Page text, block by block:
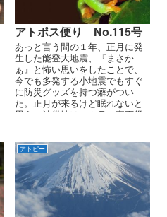
アトポス便り No.115号
あっと言う間の１年、正月に発
生した能登大地震、『まさか
ぁ』と怖い思いをしたことで、
今でも多発する小地震でもすぐ
に防災グッズを持つ癖がつい
た。正月が来るけど眠れないと
思う。被災地は、９月の豪雨災
る。多くの義援金も集まってい
るので、何より先に手を入れて
いただきたいのだが、、、被災
者の知人も多く苛立たしく思
う。
アトピー